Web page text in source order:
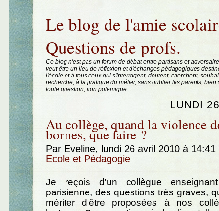
Le blog de l'amie
Questions de profs.
Ce blog n'est pas un forum de débat entre partisans et
veut être un lieu de réflexion et d'échanges pédagogiques
l'école et à tous ceux qui s'interrogent, doutent, cherchent,
recherche, à la pratique du métier, sans oublier les parents, bien
toute question, non polémique...
LUNDI
Au collège, quand la violence
bornes, que faire ?
Par Eveline, lundi 26 avril 2010 à 14:41
Ecole et Pédagogie
Je reçois d'un collègue
parisienne, des questions très graves,
mériter d'être proposées à nos